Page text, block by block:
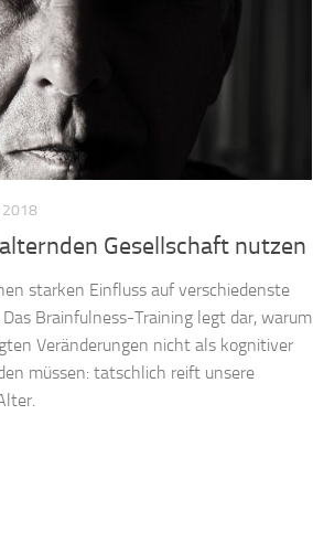
2018
Gesellschaft nutzen
starken Einfluss auf verschiedenste
Brainfulness-Training legt dar, warum
Veränderungen nicht als kognitiver
müssen: tatschlich reift unsere